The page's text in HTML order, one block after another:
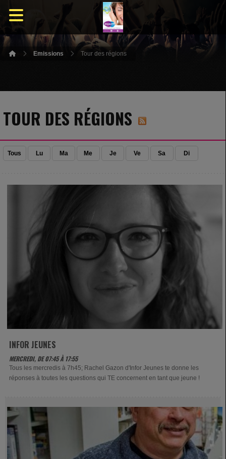
Emissions Tour des régions
TOUR DES RÉGIONS
Tous Lu Ma Me Je Ve Sa Di
INFOR JEUNES
MERCREDI, DE 07:45 À 17:55
Tous les mercredis à 7h45; Rachel Gazon d'Infor Jeunes te donne les
réponses à toutes les questions qui TE concernent en tant que jeune !